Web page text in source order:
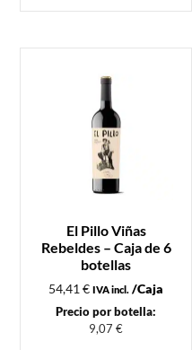
El Pillo Viñas
Rebeldes – Caja de 6
botellas
54,41€ IVA incl. /Caja
Precio por botella:
9,07€